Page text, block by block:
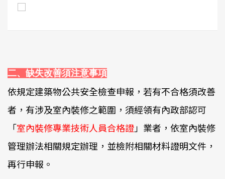
二、缺失改善須注意事項
依規定建築物公共安全檢查申報，若有不合格須改善
者，有涉及室內裝修之範圍，須經領有內政部認可
「室內裝修專業技術人員合格證」 業者，依室內裝修
管理辦法相關規定辦理，並檢附相關材料證明文件，
再行申報。